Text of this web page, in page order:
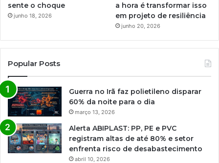
sente o choque
junho 18, 2026
a hora é transformar isso
em projeto de resiliência
junho 20, 2026
Popular Posts
Guerra no Irã faz polietileno disparar
60% da noite para o dia
março 13, 2026
Alerta ABIPLAST: PP, PE e PVC
registram altas de até 80% e setor
enfrenta risco de desabastecimento
abril 10, 2026